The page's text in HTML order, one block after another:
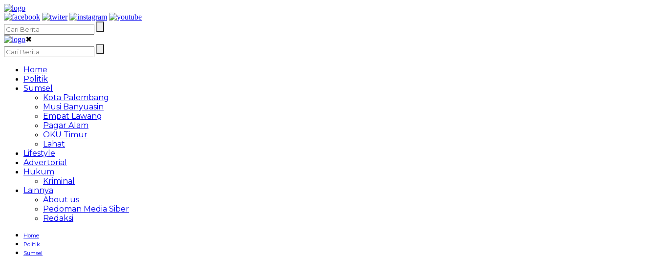
✖
Home
Politik
Sumsel
Kota Palembang
Musi Banyuasin
Empat Lawang
Pagar Alam
OKU Timur
Lahat
Lifestyle
Advertorial
Hukum
Kriminal
Lainnya
About us
Pedoman Media Siber
Redaksi
Home
Politik
Sumsel